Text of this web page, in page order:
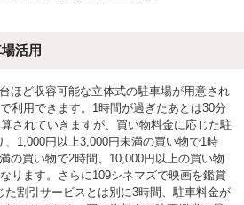
活用
ほど収容可能な立体式の駐車場が用意され
利用できます。1時間が過ぎたあとは30分
されていきますが、買い物料金に応じた駐
1,000円以上3,000円未満の買い物で1時
の買い物で2時間、10,000円以上の買い物
ります。さらに109シネマズで映画を鑑賞
た割引サービスとは別に3時間、駐車料金が